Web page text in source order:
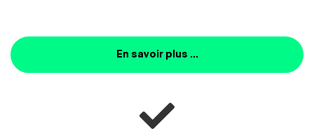
En savoir plus …